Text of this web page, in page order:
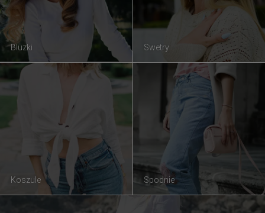
Bluzki Swetry
Koszule Spodnie